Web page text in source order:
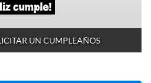
UN CUMPLEAÑOS